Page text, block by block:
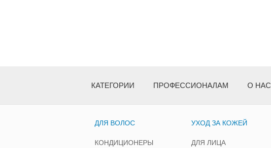
КАТЕГОРИИ ПРОФЕССИОНАЛАМ О НАС
ДЛЯ ВОЛОС
КОНДИЦИОНЕРЫ
УХОД ЗА КОЖЕЙ
ДЛЯ ЛИЦА